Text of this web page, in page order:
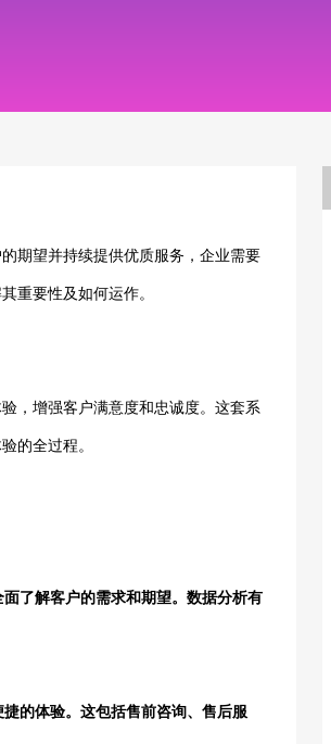
期望并持续提供优质服务，企业需要
重要性及如何运作。
，增强客户满意度和忠诚度。这套系
的全过程。
了解客户的需求和期望。数据分析有
的体验。这包括售前咨询、售后服